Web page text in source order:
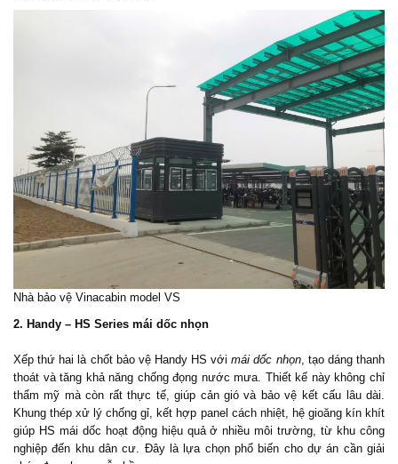
Nhà bảo vệ Vinacabin model VS
2. Handy – HS Series mái dốc nhọn
Xếp thứ hai là chốt bảo vệ Handy HS vớimái dốc nhọn, tạo dáng thanh
thoát và tăng khả năng chống đọng nước mưa. Thiết kế này không chỉ
thẩm mỹ mà còn rất thực tế, giúp cản gió và bảo vệ kết cấu lâu dài.
Khung thép xử lý chống gỉ, kết hợp panel cách nhiệt, hệ gioăng kín khít
giúp HS mái dốc hoạt động hiệu quả ở nhiều môi trường, từ khu công
nghiệp đến khu dân cư. Đây là lựa chọn phổ biến cho dự án cần giải